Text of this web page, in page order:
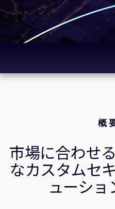
Keil Tools
販売
企業様向けFlexible Access
その他のお問い合わせ
研究連携
ウェブサイト
ログイン
パートナー
概
市場に合わせ
なカスタムセ
ューシ